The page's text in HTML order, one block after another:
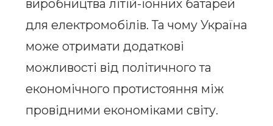
виробництва літій-іонних батарей
для електромобілів. Та чому Україна
може отримати додаткові
можливості від політичного та
економічного протистояння між
провідними економіками світу.